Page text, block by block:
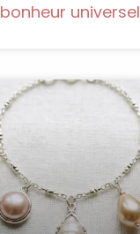
bonheur universel